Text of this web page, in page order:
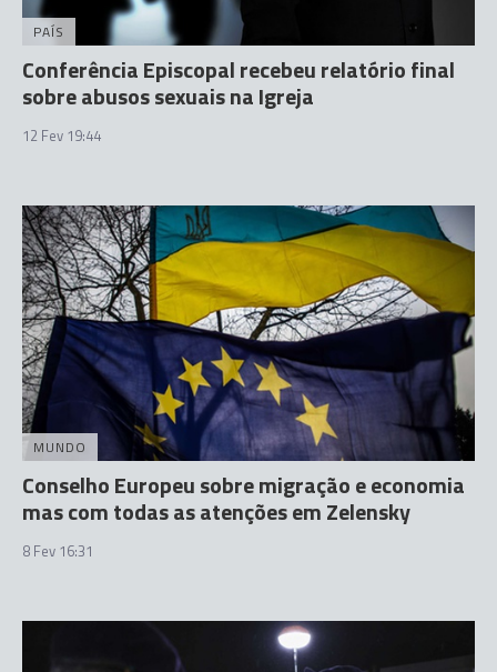
PAÍS
Conferência Episcopal recebeu relatório final
sobre abusos sexuais na Igreja
12 Fev 19:44
MUNDO
Conselho Europeu sobre migração e economia
mas com todas as atenções em Zelensky
8 Fev 16:31